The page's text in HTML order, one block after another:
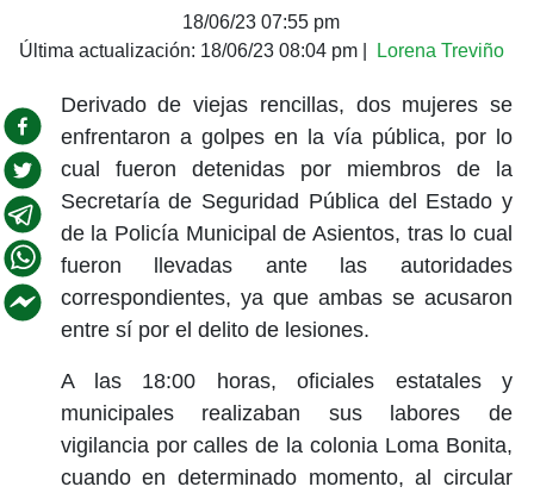
18/06/23 07:55 pm
Última actualización: 18/06/23 08:04 pm| Lorena Treviño
Derivado de viejas rencillas, dos mujeres se
enfrentaron a golpes en la vía pública, por lo
cual fueron detenidas por miembros de la
Secretaría de Seguridad Pública del Estado y
de la Policía Municipal de Asientos, tras lo cual
fueron llevadas ante las autoridades
correspondientes, ya que ambas se acusaron
entre sí por el delito de lesiones.
A las 18:00 horas, oficiales estatales y
municipales realizaban sus labores de
vigilancia por calles de la colonia Loma Bonita,
cuando en determinado momento, al circular